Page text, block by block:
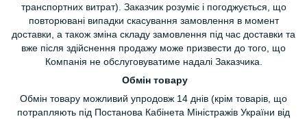
транспортних витрат). Заказчик розуміє і погоджується, що
повторювані випадки скасування замовлення в момент
доставки, а також зміна складу замовлення під час доставки та
вже після здійснення продажу може призвести до того, що
Компанія не обслуговуватиме надалі Заказчика.
Обмін товару
Обмін товару можливий упродовж 14 днів (крім товарів, що
потрапляють під Постанова Кабінета Міністражів України від